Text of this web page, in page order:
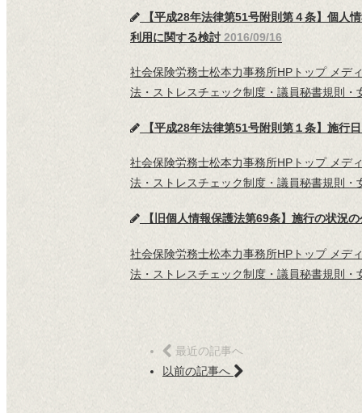
【平成28年法律第51号附則第４条】個人
利用に関する検討 2016/09/16
社会保険労務士松本力事務所HPトップ メデ
法・ストレスチェック制度・議員秘書規則
【平成28年法律第51号附則第１条】施行
社会保険労務士松本力事務所HPトップ メデ
法・ストレスチェック制度・議員秘書規則
【旧個人情報保護法第69条】施行の状況
社会保険労務士松本力事務所HPトップ メデ
法・ストレスチェック制度・議員秘書規則
最近の記事へ
以前の記事へ